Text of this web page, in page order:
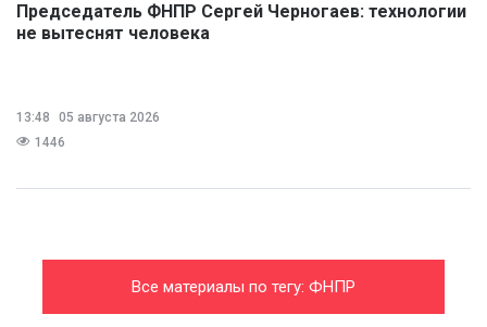
Председатель ФНПР Сергей Черногаев: технологии
не вытеснят человека
13:48
05 августа 2026
1446
Все материалы по тегу: ФНПР